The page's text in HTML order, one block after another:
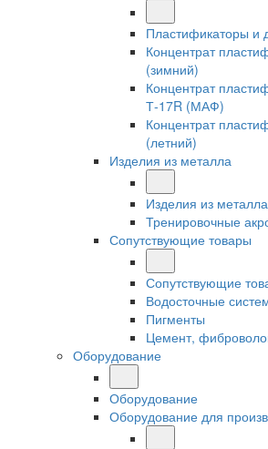
Пластификаторы и
Концентрат
(зимний)
Концентрат
Т-17R (МАФ)
Концентрат
(летний)
Изделия из металла
Изделия из металла
Тренировочные
Сопутствующие товары
Сопутствующие
Водосточные
Пигменты
Цемент,
Оборудование
Оборудование
Оборудование для